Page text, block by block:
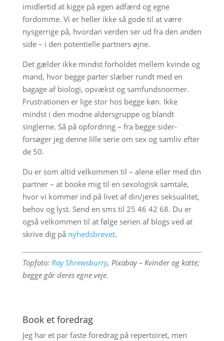
imidlertid at kigge på egen adfærd og egne
fordomme. Vi er heller ikke så gode til at være
nysgerrige på, hvordan verden ser ud fra den anden
side – i den potentielle partners øjne.
Det gælder ikke mindst forholdet mellem kvinde og
mand, hvor begge parter slæber rundt med en
bagage af biologi, opvækst og samfundsnormer.
Frustrationen er lige stor hos begge køn. Ikke
mindst i den modne aldersgruppe og blandt
singlerne. Så på opfordring – fra begge sider-
forsøger jeg denne lille serie om sex og samliv efter
de 50.
Du er som altid velkommen til – alene eller med din
partner – at booke mig til en sexologisk samtale,
hvor vi kommer ind på livet af din/jeres seksualitet,
behov og lyst. Send en sms til 25 46 42 68. Du er
også velkommen til at følge serien af blogs ved at
skrive dig på nyhedsbrevet.
Topfoto: Ray Shrewsburry, Pixabay – Kvinder og katte;
begge går deres egne veje.
Book et foredrag
Jeg har et par faste foredrag på repertoiret, men